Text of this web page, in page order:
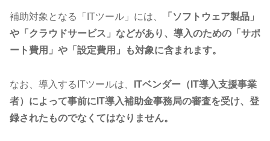
補助対象となる「ITツール」には、
「ソフトウェア製品」
や「クラウドサービス」などがあり、導入のための「サポ
ート費用」や「設定費用」も対象に含まれます。
なお、導入するITツールは、
ITベンダー（IT導入支援事業
者）によって事前にIT導入補助金事務局の審査を受け、登
録されたものでなくてはなりません。